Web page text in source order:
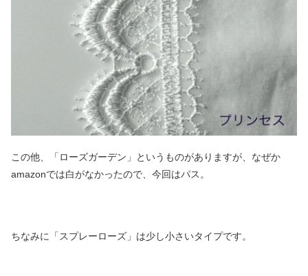
この他、「ローズガーデン」というものがありますが、なぜか
amazonでは白がなかったので、今回はパス。
ちなみに「スプレーローズ」は少し小さいタイプです。